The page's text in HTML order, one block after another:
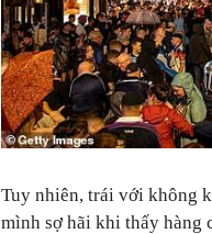
Tuy nhiên, trái với không
mình sợ hãi khi thấy hàng